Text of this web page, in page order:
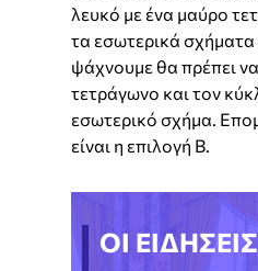
λευκό με ένα μαύρο
τα εσωτερικά
ψάχνουμε θα πρέπει
τετράγωνο και τον
εσωτερικό σχήμα.
είναι η επιλογή Β.
ΟΙ